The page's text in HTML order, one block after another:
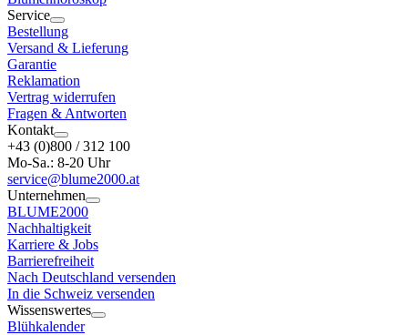
Service
Bestellung
Versand & Lieferung
Garantie
Reklamation
Vertrag widerrufen
Fragen & Antworten
Kontakt
+43 (0)800 / 312 100
Mo-Sa.: 8-20 Uhr
service@blume2000.at
Unternehmen
BLUME2000
Nachhaltigkeit
Karriere & Jobs
Barrierefreiheit
Nach Deutschland versenden
In die Schweiz versenden
Wissenswertes
Blühkalender